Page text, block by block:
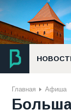
Главная Афиша